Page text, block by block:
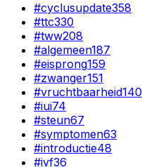
#cyclusupdate358
#ttc330
#tww208
#algemeen187
#eisprong159
#zwanger151
#vruchtbaarheid140
#iui74
#steun67
#symptomen63
#introductie48
#ivf36